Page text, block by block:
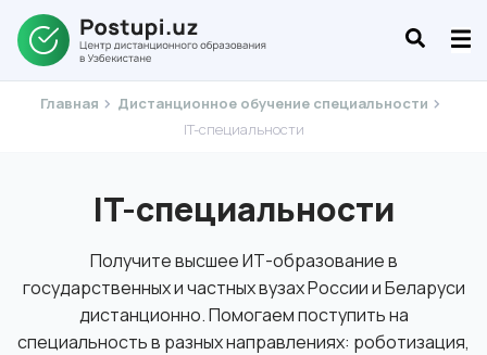
Главная
Дистанционное обучение специальности
IT-специальности
IT-специальности
Получите высшее ИТ-образование в
государственных и частных вузах России и Беларуси
дистанционно. Помогаем поступить на
специальность в разных направлениях: роботизация,